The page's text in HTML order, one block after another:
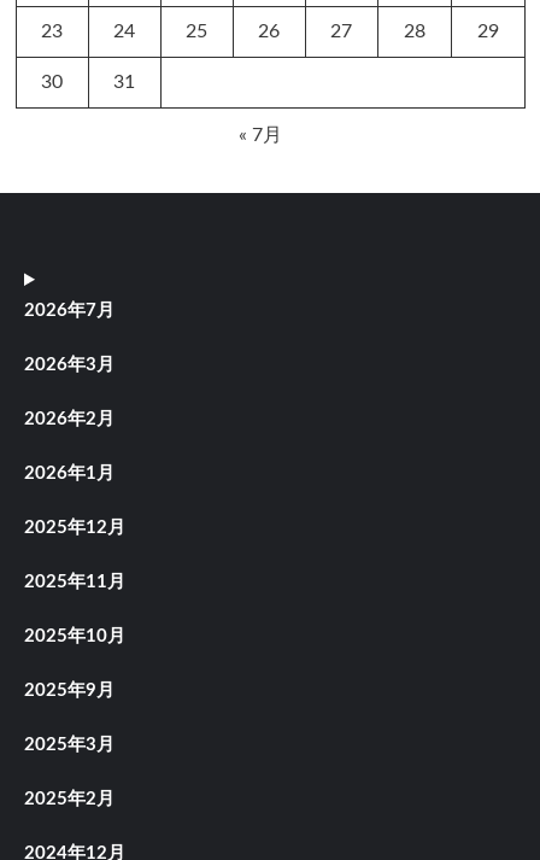
23 24 25 26 27 28 29
30 31
« 7月
2026年7月
2026年3月
2026年2月
2026年1月
2025年12月
2025年11月
2025年10月
2025年9月
2025年3月
2025年2月
2024年12月